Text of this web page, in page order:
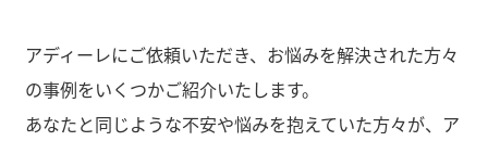
アディーレにご依頼いただき、お悩みを解決された方々
の事例をいくつかご紹介いたします。
あなたと同じような不安や悩みを抱えていた方々が、ア